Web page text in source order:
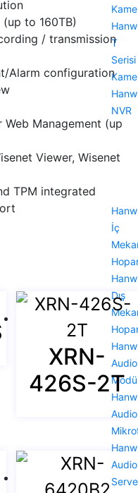
T
Serisi
NVR
İç
Dış
Audio
Audio
Audio
(up to 160TB)
/ transmission
Alarm configuration
Management (up
Viewer, Wisenet
TPM integrated
XRN-
426S-2T